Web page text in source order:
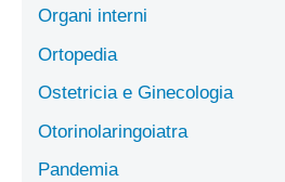
Organi interni
Ortopedia
Ostetricia e Ginecologia
Otorinolaringoiatra
Pandemia